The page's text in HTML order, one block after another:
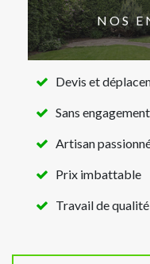
NOS
Devis et
Sans engagement
Artisan
Prix imbattable
Travail de qualité